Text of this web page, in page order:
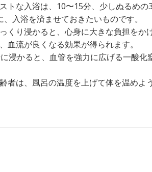
トな入浴は、10〜15分、少しぬるめの
入浴を済ませておきたいものです。
くり浸かると、心身に大きな負担をか
血流が良くなる効果が得られます。
浸かると、血管を強力に広げる一酸
者は、風呂の温度を上げて体を温め